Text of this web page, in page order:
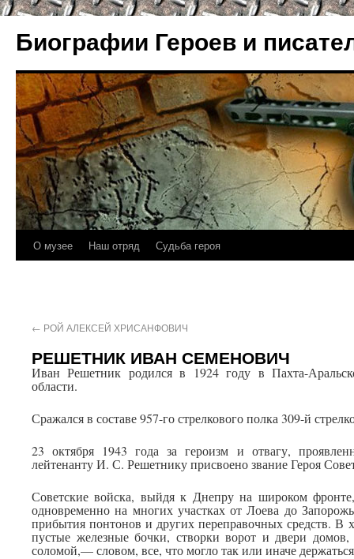
Биографии Героев и
О музее Наш отряд Судьба героя
← РОЙ АЛЕКСЕЙ ХРИСАНФОВИЧ
РЕШЕТНИК ИВАН СЕМЕНОВИЧ
Иван Решетник родился в 1924 году в Пахта-
области.
Сражался в составе 957-го стрелкового полка 309-й
23 октября 1943 года за героизм и отвагу,
лейтенанту И. С. Решетнику присвоено звание Героя
Советские войска, выйдя к Днепру на широком
одновременно на многих участках от Лоева до
прибытия понтонов и других переправочных средств. В
пустые железные бочки, створки ворот и двери
соломой,— словом, все, что могло так или иначе